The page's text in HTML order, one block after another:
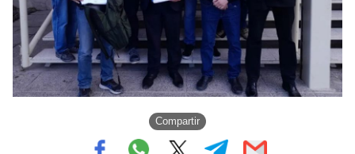
Compartir